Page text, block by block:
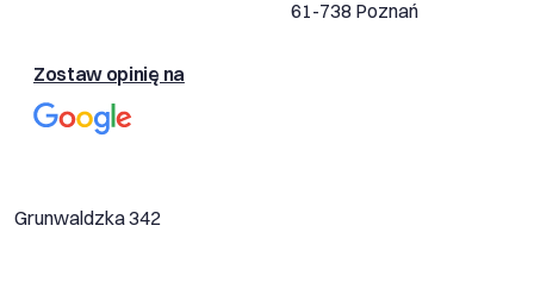
61-738 Poznań
Zostaw opinię na
Grunwaldzka 342